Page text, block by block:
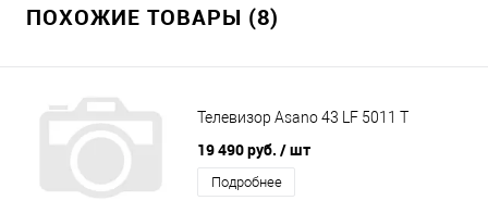
ПОХОЖИЕ ТОВАРЫ (8)
Телевизор Asano 43 LF 5011 T
19 490 руб. / шт
Подробнее